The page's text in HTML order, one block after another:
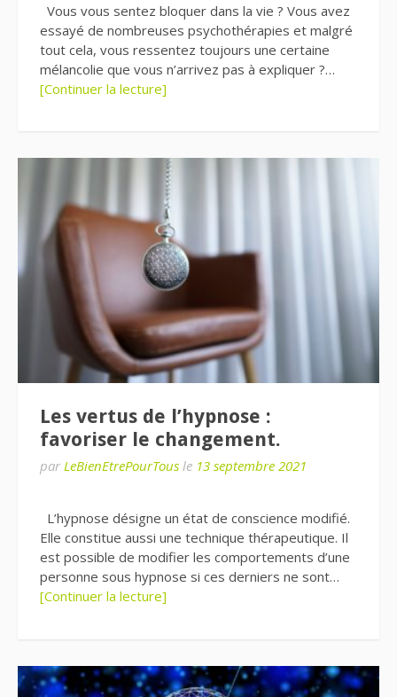
Vous vous sentez bloquer dans la vie ? Vous avez
essayé de nombreuses psychothérapies et malgré
tout cela, vous ressentez toujours une certaine
mélancolie que vous n’arrivez pas à expliquer ?…
[Continuer la lecture]
Les vertus de l’hypnose :
favoriser le changement.
par LeBienEtrePourTous le 13 septembre 2021
L’hypnose désigne un état de conscience modifié.
Elle constitue aussi une technique thérapeutique. Il
est possible de modifier les comportements d’une
personne sous hypnose si ces derniers ne sont…
[Continuer la lecture]